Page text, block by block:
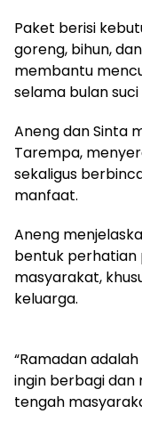
Paket berisi
goreng, bihun,
membantu
selama bulan suci
Aneng dan Sinta
Tarempa,
sekaligus
manfaat.
Aneng
bentuk perhatian
masyarakat,
keluarga.
“Ramadan
ingin berbagi
tengah